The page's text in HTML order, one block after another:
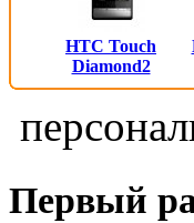
HTC Touch
Diamond2
Первый